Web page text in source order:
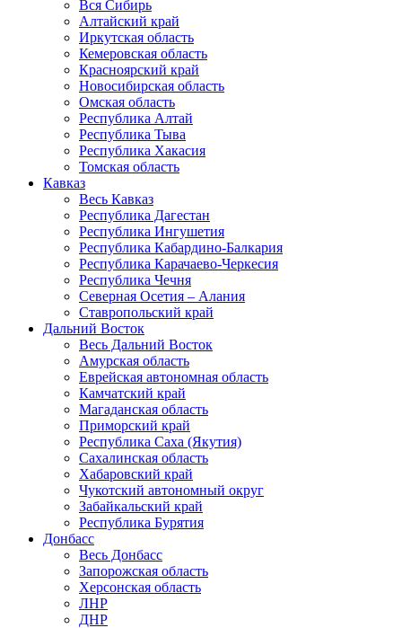
Вся Сибирь
Алтайский край
Иркутская область
Кемеровская область
Красноярский край
Новосибирская область
Омская область
Республика Алтай
Республика Тыва
Республика Хакасия
Томская область
Кавказ
Весь Кавказ
Республика Дагестан
Республика Ингушетия
Республика Кабардино-Балкария
Республика Карачаево-Черкесия
Республика Чечня
Северная Осетия – Алания
Ставропольский край
Дальний Восток
Весь Дальний Восток
Амурская область
Еврейская автономная область
Камчатский край
Магаданская область
Приморский край
Республика Саха (Якутия)
Сахалинская область
Хабаровский край
Чукотский автономный округ
Забайкальский край
Республика Бурятия
Донбасс
Весь Донбасс
Запорожская область
Херсонская область
ЛНР
ДНР